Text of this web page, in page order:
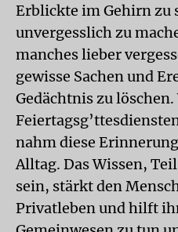
Erblickte im Gehirn zu
unvergesslich zu
manches lieber
gewisse Sachen und
Gedächtnis zu löschen.
nahm diese
Alltag. Das Wissen,
sein, stärkt den
Privatleben und hilft